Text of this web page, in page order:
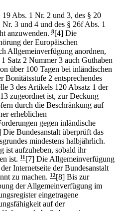
Abs. 1 Nr. 2 und 3, des § 20
3 und 4 und des § 26f Abs. 1
anzuwenden. 8[4] Die
der Europäischen
Allgemeinverfügung anordnen,
Satz 2 Nummer 3 auch Guthaben
über 100 Tagen bei inländischen
Bonitätsstufe 2 entsprechendes
3 des Artikels 120 Absatz 1 der
zugeordnet ist, zur Deckung
durch die Beschränkung auf
erheblichen
gegen inländische
Die Bundesanstalt überprüft das
mindestens halbjährlich.
ist aufzuheben, sobald ihr
ist. 11 [7] Die Allgemeinverfügung
Internetseite der Bundesanstalt
zu machen. 12 [8] Bis zur
der Allgemeinverfügung im
eingetragene
auf der